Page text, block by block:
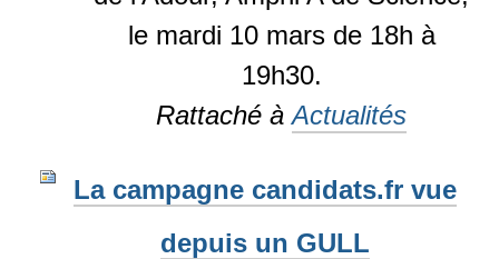
le mardi 10 mars de 18h à
19h30.
Rattaché à Actualités
La campagne candidats.fr vue
depuis un GULL